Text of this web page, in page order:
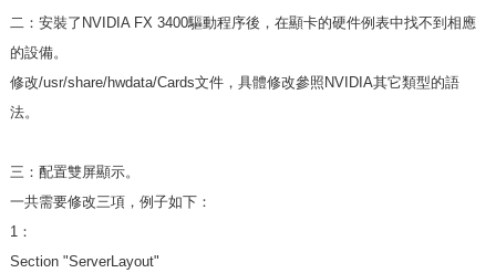
二：安裝了NVIDIA FX 3400驅動程序後，在顯卡的硬件例表中找不到相應
的設備。
修改/usr/share/hwdata/Cards文件，具體修改參照NVIDIA其它類型的語
法。
三：配置雙屏顯示。
一共需要修改三項，例子如下：
1：
Section "ServerLayout"